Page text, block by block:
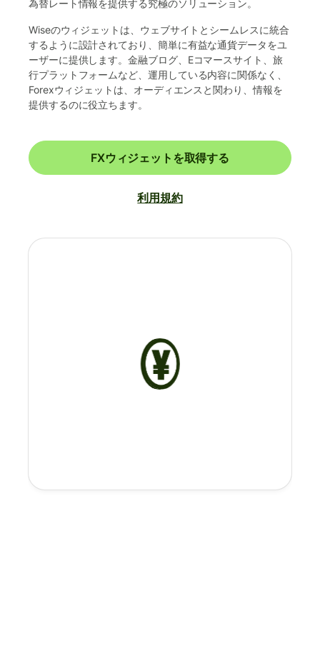
為替レート情報を提供する究極のソリューション。
Wiseのウィジェットは、ウェブサイトとシームレスに統合
するように設計されており、簡単に有益な通貨データをユ
ーザーに提供します。金融ブログ、Eコマースサイト、旅
行プラットフォームなど、運用している内容に関係なく、
Forexウィジェットは、オーディエンスと関わり、情報を
提供するのに役立ちます。
FXウィジェットを取得する
利用規約